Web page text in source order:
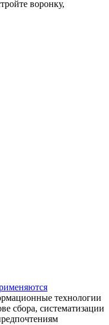
воронку,
технологии
сбора, систематизации